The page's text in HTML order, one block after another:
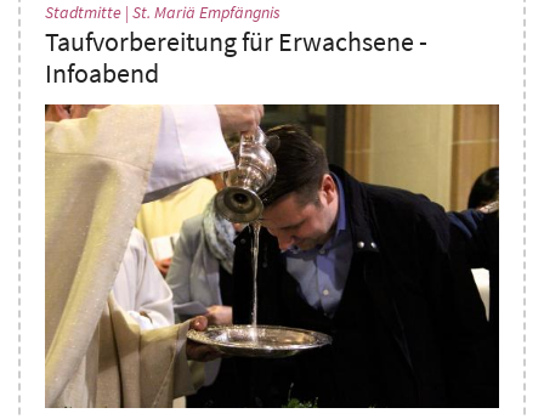
Stadtmitte | St. Mariä Empfängnis
Taufvorbereitung für Erwachsene -
Infoabend